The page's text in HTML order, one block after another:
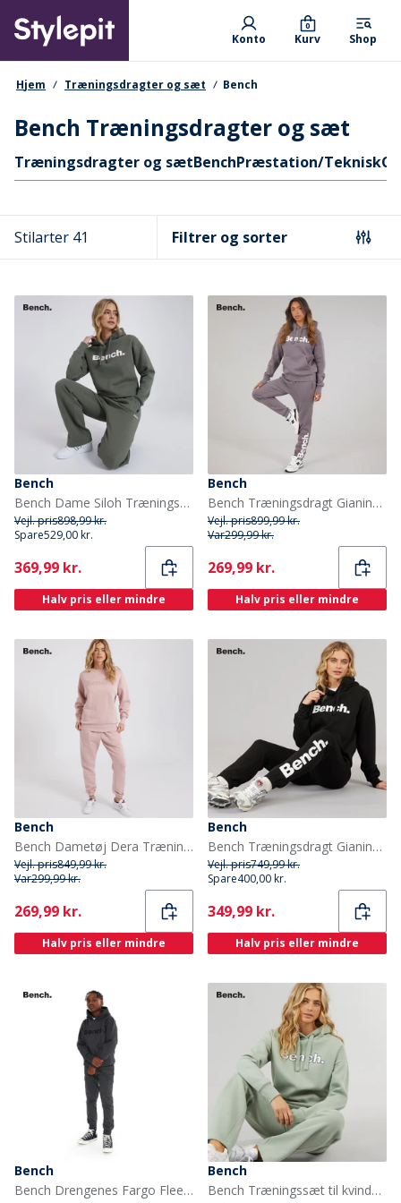
main
content
Primary departments
Konto Kurv
0
Shop
navigationssti
Hjem Træningsdragter og sæt Bench
Bench Træningsdragter og sæt
Hurtige links
Træningsdragter og sætBenchPræstation/Teknisk
Stilarter 41 Filtrer og sorter
Bench
Bench Dame Siloh Træningstøj Khaki Ash
Vejl. pris898,99 kr.
Spare529,00 kr.
Current
369,99 kr.
Halv pris eller mindre
Bench
Bench Træningsdragt Gianina Antracit til Kvinder
Vejl. pris899,99 kr.
Var299,99 kr.
Current
269,99 kr.
Halv pris eller mindre
Bench
Bench Dametøj Dera Træningssæt Vasket Mørk Rosa
Vejl. pris849,99 kr.
Var299,99 kr.
Current
269,99 kr.
Halv pris eller mindre
Bench
Bench Træningsdragt Gianina Sort til Kvinder
Vejl. pris749,99 kr.
Spare400,00 kr.
Current
349,99 kr.
Halv pris eller mindre
Bench
Bench Drengenes Fargo Fleece Cargo Træningssæt Antracit
Bench
Bench Træningssæt til kvinder Siloh Salvie